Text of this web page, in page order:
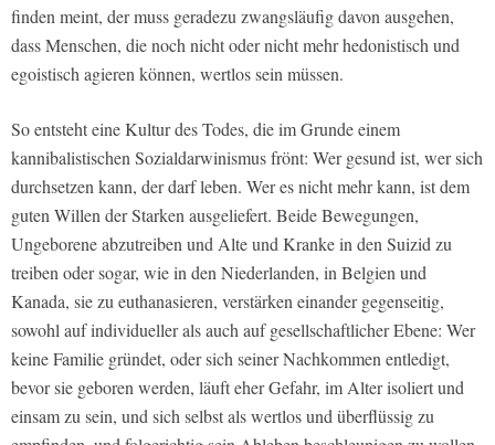
finden meint, der muss geradezu zwangsläufig davon ausgehen,
dass Menschen, die noch nicht oder nicht mehr hedonistisch und
egoistisch agieren können, wertlos sein müssen.
So entsteht eine Kultur des Todes, die im Grunde einem
kannibalistischen Sozialdarwinismus frönt: Wer gesund ist, wer sich
durchsetzen kann, der darf leben. Wer es nicht mehr kann, ist dem
guten Willen der Starken ausgeliefert. Beide Bewegungen,
Ungeborene abzutreiben und Alte und Kranke in den Suizid zu
treiben oder sogar, wie in den Niederlanden, in Belgien und
Kanada, sie zu euthanasieren, verstärken einander gegenseitig,
sowohl auf individueller als auch auf gesellschaftlicher Ebene: Wer
keine Familie gründet, oder sich seiner Nachkommen entledigt,
bevor sie geboren werden, läuft eher Gefahr, im Alter isoliert und
einsam zu sein, und sich selbst als wertlos und überflüssig zu